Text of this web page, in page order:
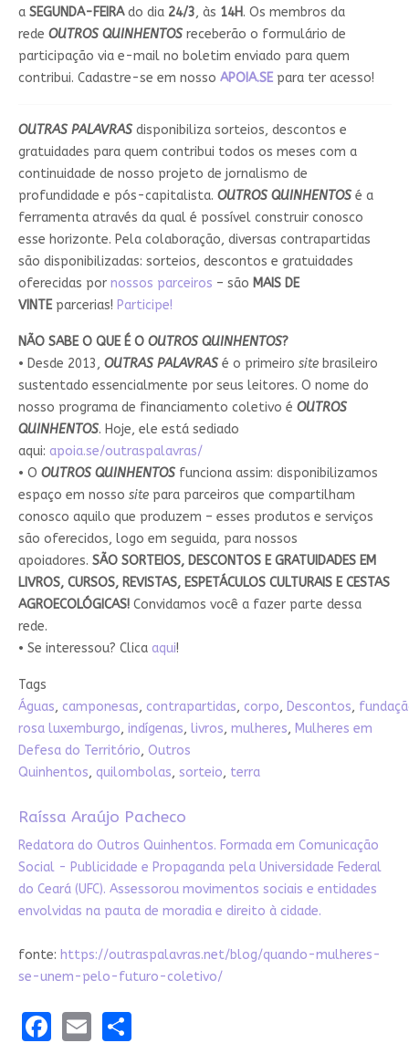
aSEGUNDA-FEIRAdo dia 24/3, às 14H. Os membros da
rede OUTROS QUINHENTOS receberão o formulário de
participação via e-mail no boletim enviado para quem
contribui. Cadastre-se em nosso APOIA.SEpara ter acesso!
OUTRAS PALAVRASdisponibiliza sorteios, descontos e
gratuidades para quem contribui todos os meses com a
continuidade de nosso projeto de jornalismo de
profundidade e pós-capitalista. OUTROS QUINHENTOSé a
ferramenta através da qual é possível construir conosco
esse horizonte. Pela colaboração, diversas contrapartidas
são disponibilizadas: sorteios, descontos e gratuidades
oferecidas por nossos parceiros – são MAIS DE
VINTEparcerias! Participe!
NÃO SABE O QUE É O OUTROS QUINHENTOS?
• Desde 2013, OUTRAS PALAVRASé o primeiro sitebrasileiro
sustentado essencialmente por seus leitores. O nome do
nosso programa de financiamento coletivo é OUTROS
QUINHENTOS. Hoje, ele está sediado
aqui: apoia.se/outraspalavras/
• O OUTROS QUINHENTOSfunciona assim: disponibilizamos
espaço em nosso sitepara parceiros que compartilham
conosco aquilo que produzem – esses produtos e serviços
são oferecidos, logo em seguida, para nossos
apoiadores. SÃO SORTEIOS, DESCONTOS E GRATUIDADES EM
LIVROS, CURSOS, REVISTAS, ESPETÁCULOS CULTURAIS E CESTAS
AGROECOLÓGICAS! Convidamos você a fazer parte dessa
rede.
• Se interessou? Clica aqui!
Tags
Águas, camponesas, contrapartidas, corpo, Descontos,
rosa luxemburgo, indígenas, livros, mulheres, Mulheres em
Defesa do Território, Outros
Quinhentos, quilombolas, sorteio, terra
Raíssa Araújo Pacheco
Redatora do Outros Quinhentos. Formada em Comunicação
Social - Publicidade e Propaganda pela Universidade Federal
do Ceará (UFC). Assessorou movimentos sociais e entidades
envolvidas na pauta de moradia e direito à cidade.
fonte: https://outraspalavras.net/blog/quando-mulheres-
se-unem-pelo-futuro-coletivo/
Facebook
EmailShare